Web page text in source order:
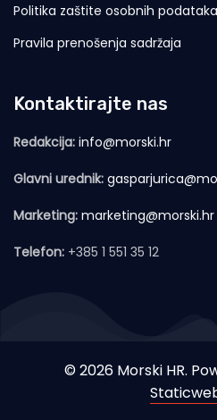
Politika zaštite osobnih podataka
Pravila prenošenja sadržaja
Kontaktirajte nas
Redakcija: info@morski.hr
Glavni urednik:
Marketing: marketing@morski.hr
Telefon: +385 1 551 35 12
© 2026 Morski HR.